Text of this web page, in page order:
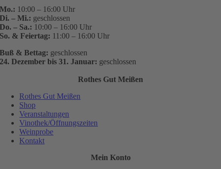
Mo.: 10:00 – 16:00 Uhr
Di. – Mi.: geschlossen
Do. – Sa.: 10:00 – 16:00 Uhr
So. & Feiertag: 11:00 – 16:00 Uhr
Buß & Bettag: geschlossen
24. Dezember bis 31. Januar: geschlossen
Rothes Gut Meißen
Rothes Gut Meißen
Shop
Veranstaltungen
Vinothek/Öffnungszeiten
Weinprobe
Kontakt
Mein Konto